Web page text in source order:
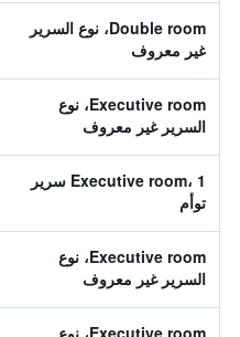
Double room، نوع السرير
غير معروف
Executive room، نوع
السرير غير معروف
Executive room، 1 سرير
توأم
Executive room، نوع
السرير غير معروف
Executive room، نوع